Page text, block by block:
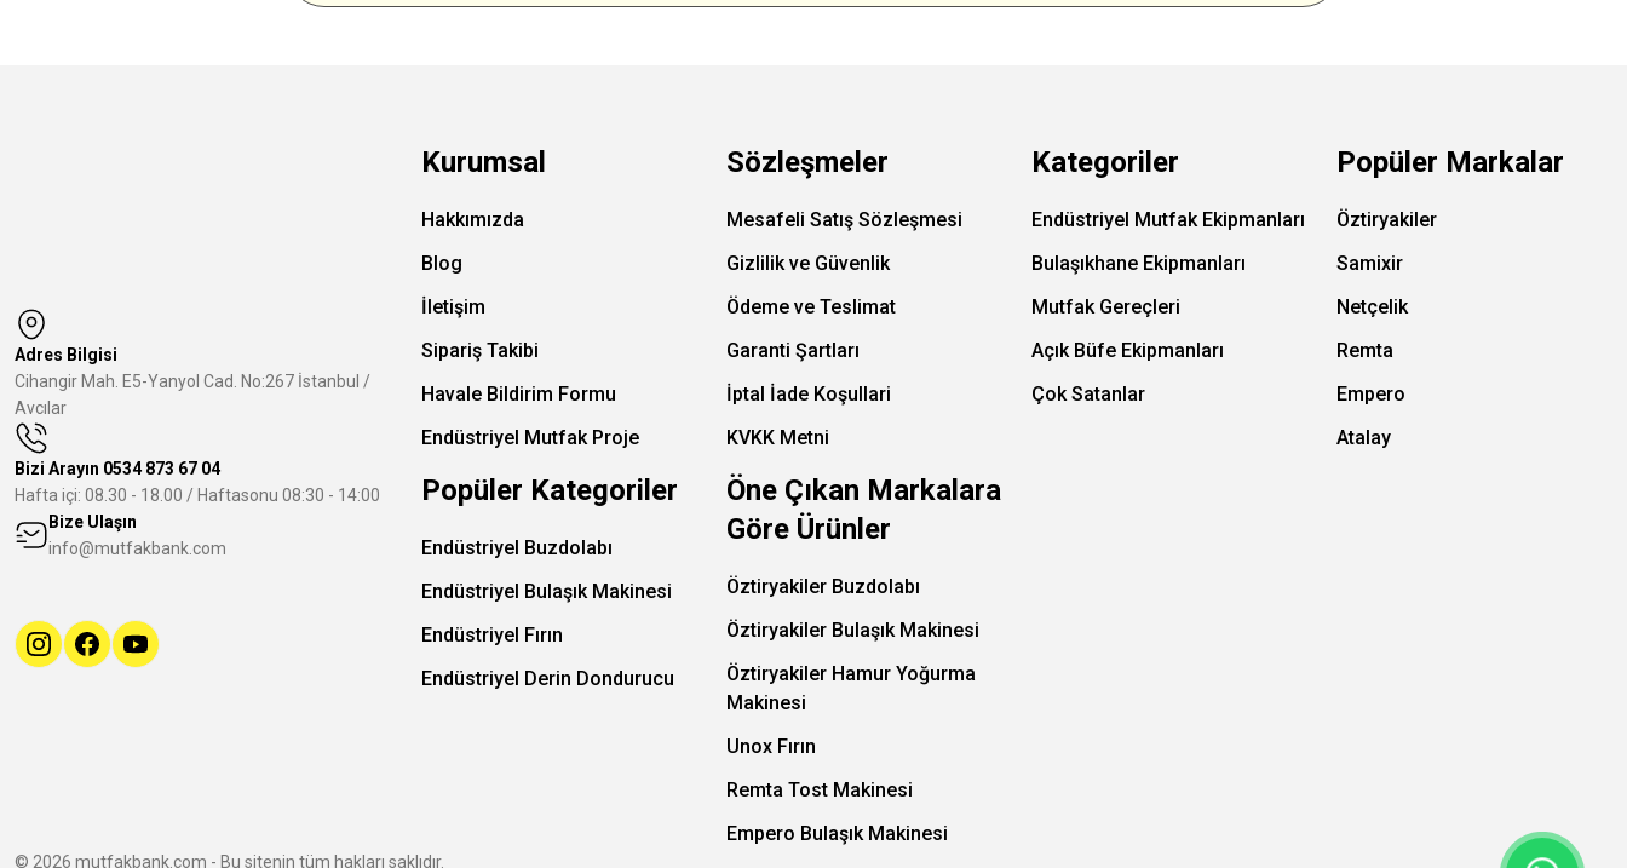
Adres Bilgisi
Cihangir Mah. E5-Yanyol Cad. No:267 İstanbul /
Avcılar
Bizi Arayın 0534 873 67 04
Hafta içi: 08.30 - 18.00 / Haftasonu 08:30 - 14:00
Bize Ulaşın
info@mutfakbank.com
Kurumsal
Hakkımızda
Blog
İletişim
Sipariş Takibi
Havale Bildirim Formu
Endüstriyel Mutfak Proje
Sözleşmeler
Mesafeli Satış Sözleşmesi
Gizlilik ve Güvenlik
Ödeme ve Teslimat
Garanti Şartları
İptal İade Koşullari
KVKK Metni
Kategoriler
Endüstriyel Mutfak Ekipmanları
Bulaşıkhane Ekipmanları
Mutfak Gereçleri
Açık Büfe Ekipmanları
Çok Satanlar
Popüler Markalar
Öztiryakiler
Samixir
Netçelik
Remta
Empero
Atalay
Popüler Kategoriler
Endüstriyel Buzdolabı
Endüstriyel Bulaşık Makinesi
Endüstriyel Fırın
Endüstriyel Derin Dondurucu
Öne Çıkan Markalara
Göre Ürünler
Öztiryakiler Buzdolabı
Öztiryakiler Bulaşık Makinesi
Öztiryakiler Hamur Yoğurma
Makinesi
Unox Fırın
Remta Tost Makinesi
Empero Bulaşık Makinesi
© 2026 mutfakbank.com - Bu sitenin tüm hakları saklıdır.